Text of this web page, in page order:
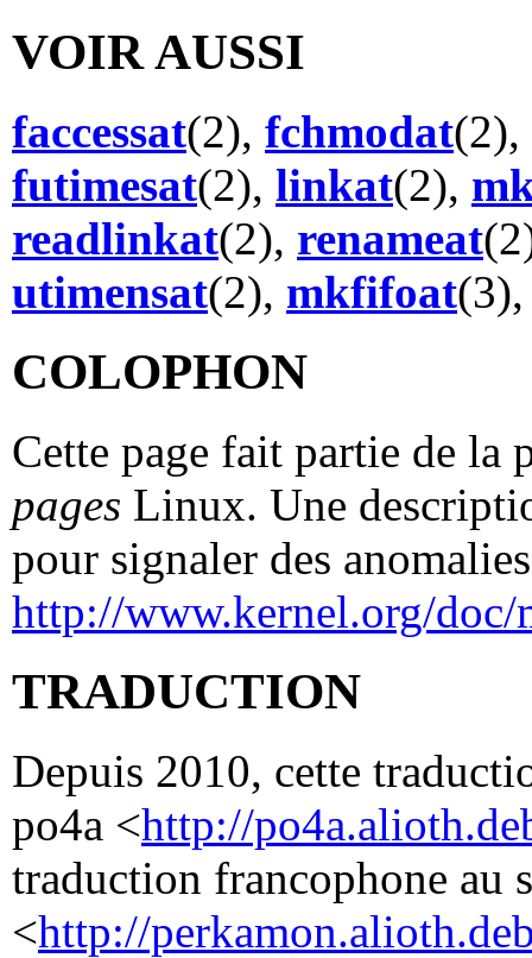
VOIR AUSSI
faccessat(2), fchmodat(2),
futimesat(2), linkat(2),
readlinkat(2), renameat
utimensat(2), mkfifoat
COLOPHON
Cette page fait partie de
pages Linux. Une
pour signaler des
http://www.kernel.org/doc/
TRADUCTION
Depuis 2010, cette
po4a <http://
traduction francophone au
<http://